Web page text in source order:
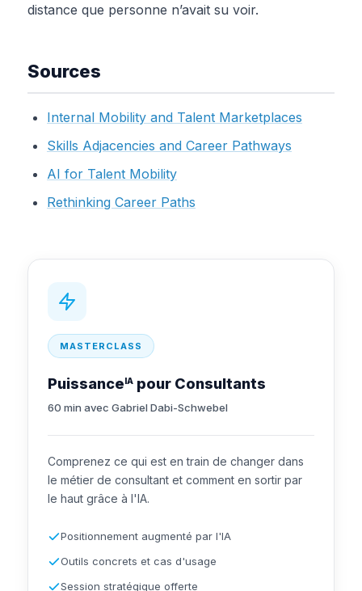
distance que personne n’avait su voir.
Sources
Internal Mobility and Talent Marketplaces
Skills Adjacencies and Career Pathways
AI for Talent Mobility
Rethinking Career Paths
MASTERCLASS
Puissance IA pour Consultants
60 min avec Gabriel Dabi-Schwebel
Comprenez ce qui est en train de changer dans
le métier de consultant et comment en sortir par
le haut grâce à l'IA.
Positionnement augmenté par l'IA
Outils concrets et cas d'usage
Session stratégique offerte